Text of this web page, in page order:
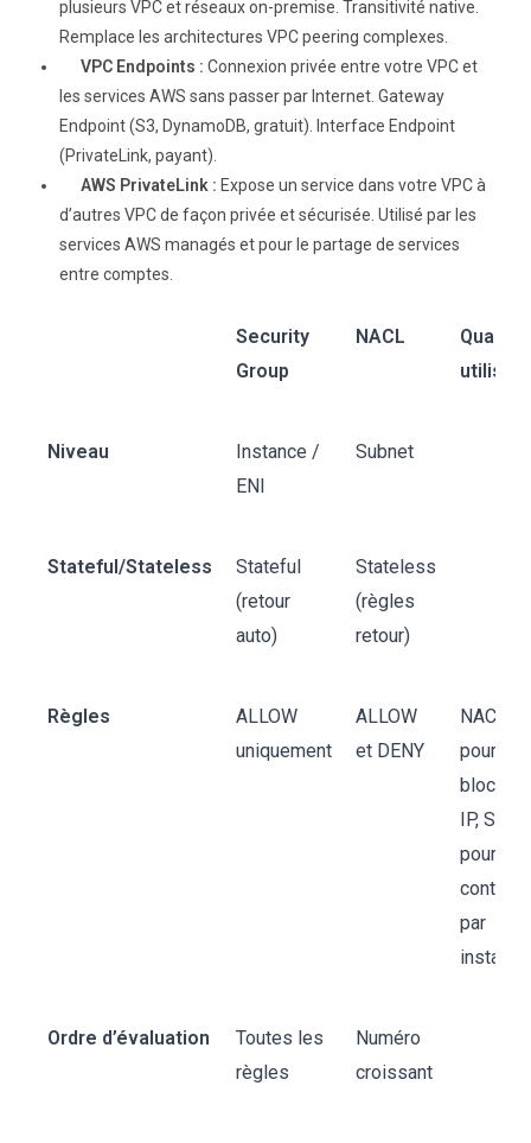
plusieurs VPC et réseaux on-premise. Transitivité native.
Remplace les architectures VPC peering complexes.
VPC Endpoints : Connexion privée entre votre VPC et
les services AWS sans passer par Internet. Gateway
Endpoint (S3, DynamoDB, gratuit). Interface Endpoint
(PrivateLink, payant).
AWS PrivateLink : Expose un service dans votre VPC à
d’autres VPC de façon privée et sécurisée. Utilisé par les
services AWS managés et pour le partage de services
entre comptes.
Security
Group
NACL
Quand
utiliser
Niveau
Instance /
ENI
Subnet
Stateful/Stateless
Stateful
(retour
auto)
Stateless
(règles
retour)
Règles
ALLOW
uniquement
ALLOW
et DENY
NACL
pour
blocage
IP, SG
pour
contrôle
par
instance
Ordre d’évaluation
Toutes les
règles
Numéro
croissant